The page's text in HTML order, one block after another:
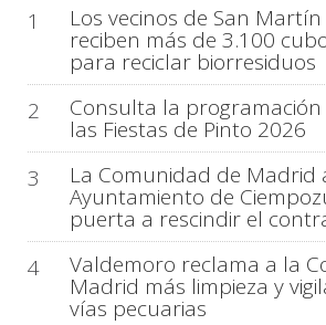
1 Los vecinos de San Martín
reciben más de 3.100
para reciclar biorresiduos
2
Consulta la
las Fiestas de Pinto 2026
3
La Comunidad de Madrid
Ayuntamiento de
puerta a rescindir el
4
Valdemoro reclama a la
Madrid más limpieza y
vías pecuarias